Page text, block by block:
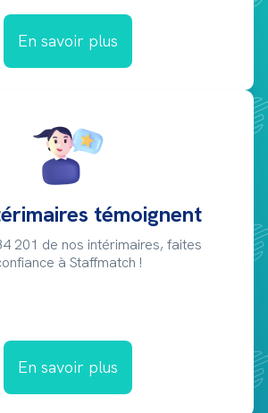
En savoir plus
témoignent
201 de nos intérimaires, faites
à Staffmatch !
En savoir plus